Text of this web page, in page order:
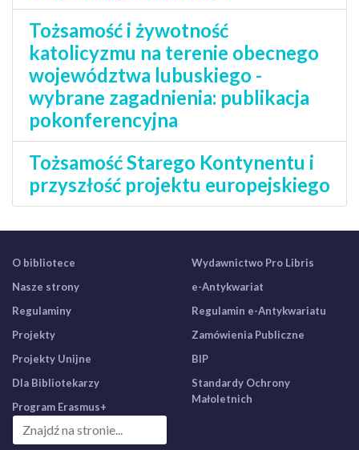
Tożsamość i żywotność
katolicyzmu na terenie obecnego
województwa lubuskiego -
wybrane zagadnienia: publikacja
pokonferencyjna
Tożsamość Starego Kontynentu i
przyszłość projektu europejskiego
O bibliotece
Nasze strony
Regulaminy
Projekty
Projekty Unijne
Dla Bibliotekarzy
Program Erasmus+
Wydawnictwo Pro Libris
e-Antykwariat
Regulamin e-Antykwariatu
Zamówienia Publiczne
BIP
Standardy Ochrony
Małoletnich